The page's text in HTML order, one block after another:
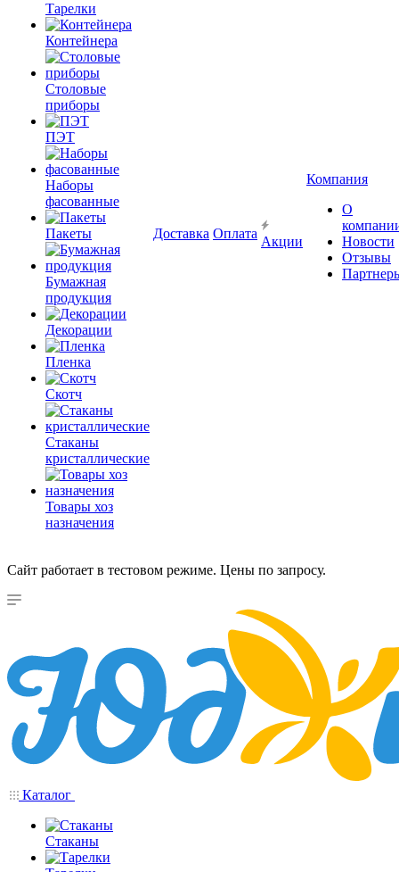
Тарелки
Контейнера
Столовые
приборы
ПЭТ
Наборы
фасованные
Пакеты
Бумажная
продукция
Декорации
Пленка
Скотч
Стаканы
кристаллические
Товары хоз
назначения
Доставка Оплата
Акции
Компания
О
Новости
Отзывы
Сайт работает в тестовом режиме. Цены по запросу.
Каталог
Стаканы